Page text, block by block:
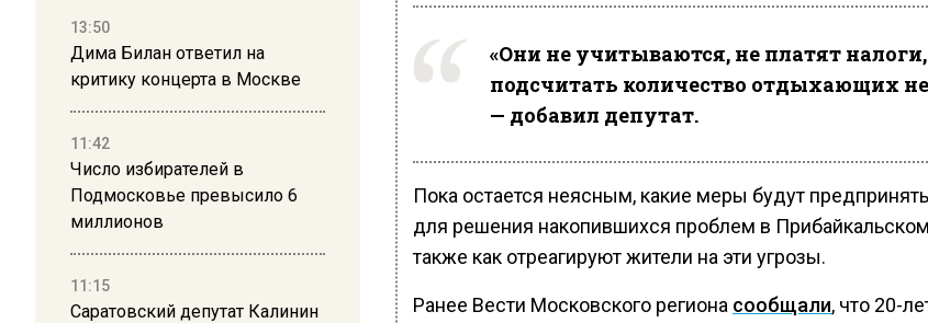
13:50
Дима Билан ответил на
критику концерта в Москве
11:42
Число избирателей в
Подмосковье превысило 6
миллионов
11:15
Саратовский депутат Калинин
«Они не учитываются, не платят
подсчитать количество отдыхающих
— добавил депутат.
Пока остается неясным, какие меры будут
для решения накопившихся проблем в
также как отреагируют жители на эти угрозы.
Ранее Вести Московского региона сообщали, что 20-